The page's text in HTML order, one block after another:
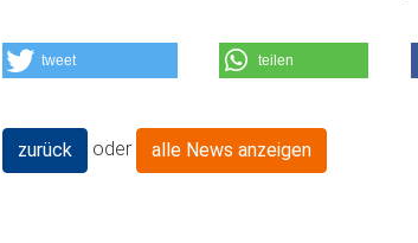
tweet teilen
zurück oder alle News anzeigen